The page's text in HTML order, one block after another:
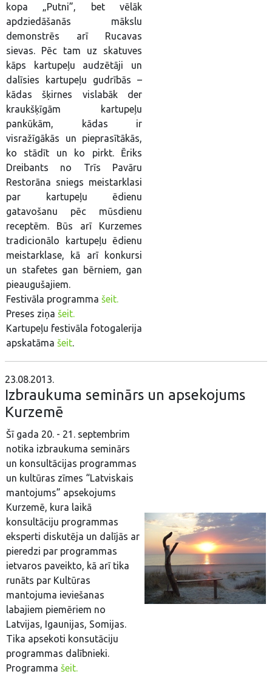
kopa „Putni”, bet vēlāk
apdziedāšanās mākslu
demonstrēs arī Rucavas
sievas. Pēc tam uz skatuves
kāps kartupeļu audzētāji un
dalīsies kartupeļu gudrībās –
kādas šķirnes vislabāk der
kraukšķīgām kartupeļu
pankūkām, kādas ir
visražīgākās un pieprasītākās,
ko stādīt un ko pirkt. Ēriks
Dreibants no Trīs Pavāru
Restorāna sniegs meistarklasi
par kartupeļu ēdienu
gatavošanu pēc mūsdienu
receptēm. Būs arī Kurzemes
tradicionālo kartupeļu ēdienu
meistarklase, kā arī konkursi
un stafetes gan bērniem, gan
pieaugušajiem.
Festivāla programma šeit.
Preses ziņa šeit.
Kartupeļu festivāla fotogalerija
apskatāma šeit.
23.08.2013.
Izbraukuma seminārs un apsekojums
Kurzemē
Šī gada 20. - 21. septembrim
notika izbraukuma seminārs
un konsultācijas programmas
un kultūras zīmes “Latviskais
mantojums” apsekojums
Kurzemē, kura laikā
konsultāciju programmas
eksperti diskutēja un dalījās ar
pieredzi par programmas
ietvaros paveikto, kā arī tika
runāts par Kultūras
mantojuma ieviešanas
labajiem piemēriem no
Latvijas, Igaunijas, Somijas.
Tika apsekoti konsutāciju
programmas dalībnieki.
Programma šeit.